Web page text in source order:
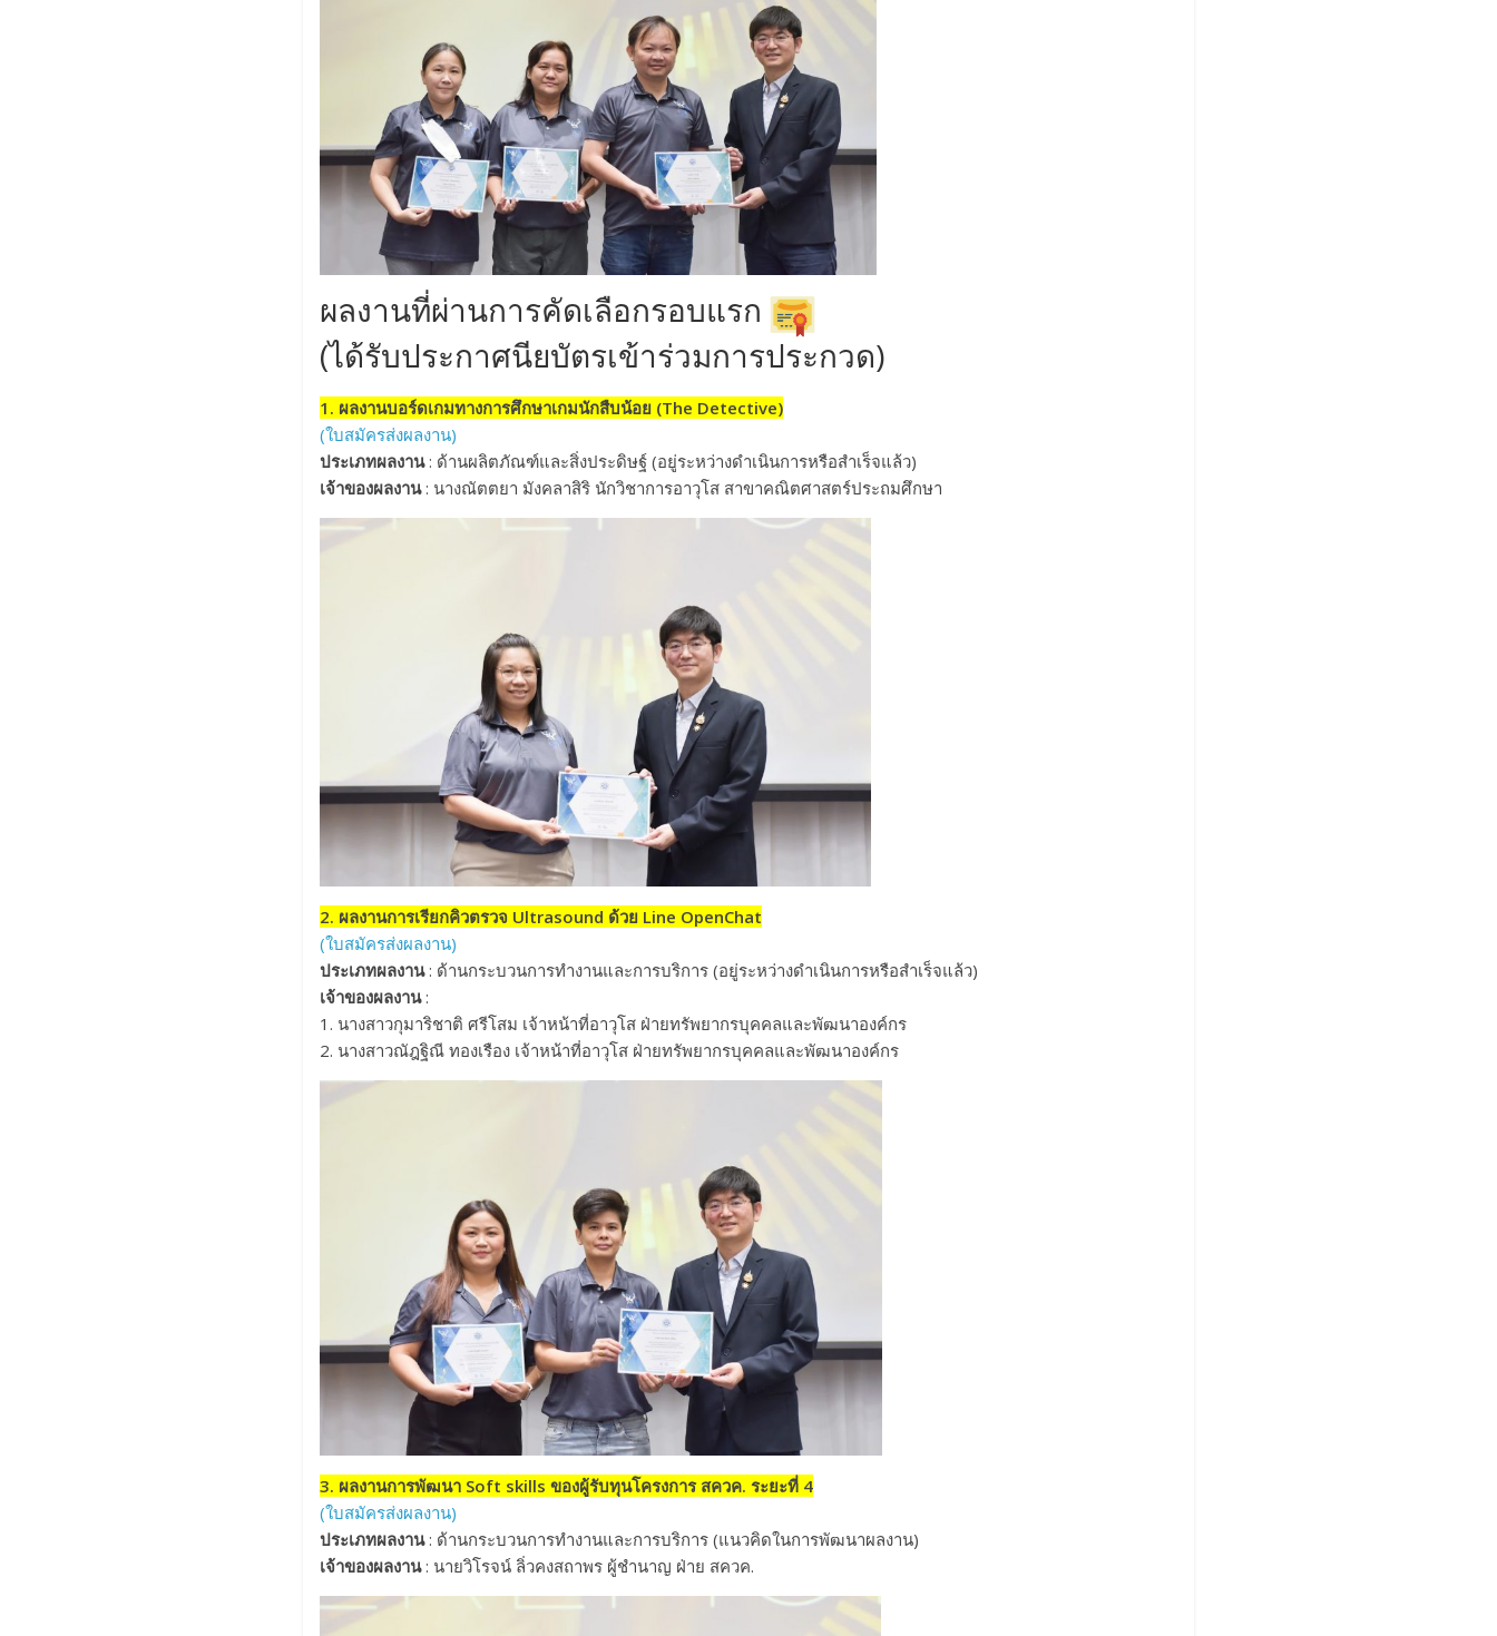
ผลงานที่ผ่านการคัดเลือกรอบแรก
(ได้รับประกาศนียบัตรเข้าร่วมการประกวด)
1. ผลงานบอร์ดเกมทางการศึกษาเกมนักสืบน้อย (The Detective)
(ใบสมัครส่งผลงาน)
ประเภทผลงาน: ด้านผลิตภัณฑ์และสิ่งประดิษฐ์ (อยู่ระหว่างดำเนินการหรือสำเร็จแล้ว)
เจ้าของผลงาน: นางณัตตยา มังคลาสิริ นักวิชาการอาวุโส สาขาคณิตศาสตร์ประถมศึกษา
2. ผลงานการเรียกคิวตรวจ Ultrasound ด้วย Line OpenChat
(ใบสมัครส่งผลงาน)
ประเภทผลงาน: ด้านกระบวนการทำงานและการบริการ (อยู่ระหว่างดำเนินการหรือสำเร็จแล้ว)
เจ้าของผลงาน:
1. นางสาวกุมาริชาติ ศรีโสม เจ้าหน้าที่อาวุโส ฝ่ายทรัพยากรบุคคลและพัฒนาองค์กร
2. นางสาวณัฎฐิณี ทองเรือง เจ้าหน้าที่อาวุโส ฝ่ายทรัพยากรบุคคลและพัฒนาองค์กร
3. ผลงานการพัฒนา Soft skills ของผู้รับทุนโครงการ สควค. ระยะที่ 4
(ใบสมัครส่งผลงาน)
ประเภทผลงาน: ด้านกระบวนการทำงานและการบริการ (แนวคิดในการพัฒนาผลงาน)
เจ้าของผลงาน: นายวิโรจน์ ลิ่วคงสถาพร ผู้ชำนาญ ฝ่าย สควค.